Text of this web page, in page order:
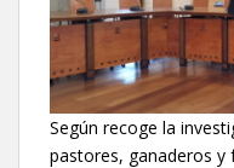
Según recoge la
pastores, ganaderos y